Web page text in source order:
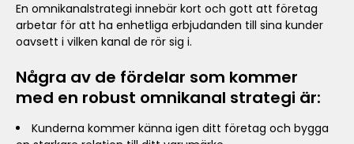
En omnikanalstrategi innebär kort och gott att företag
arbetar för att ha enhetliga erbjudanden till sina kunder
oavsett i vilken kanal de rör sig i.
Några av de fördelar som kommer
med en robust omnikanal strategi är:
Kunderna kommer känna igen ditt företag och bygga